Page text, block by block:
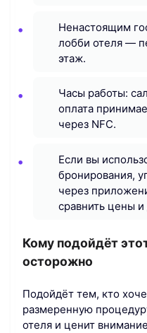
Ненастоящим
лобби отеля —
этаж.
Часы работы:
оплата
через NFC.
Если вы
бронирования,
через
сравнить цены и
Кому подойдёт
осторожно
Подойдёт тем, кто
размеренную
отеля и ценит